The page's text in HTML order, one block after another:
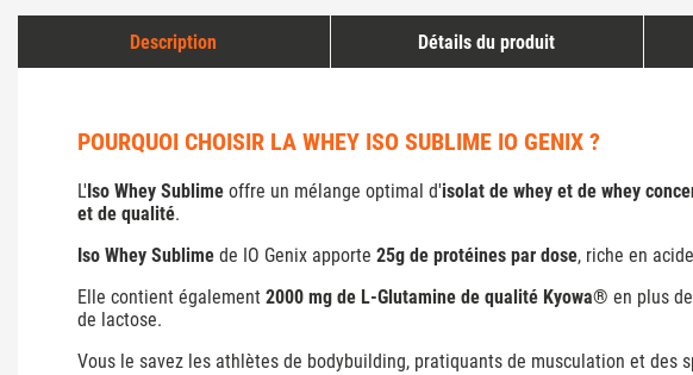
Description Détails du produit
POURQUOI CHOISIR LA WHEY ISO SUBLIME IO GENIX ?
L'Iso Whey Sublime offre un mélange optimal d'isolat de whey et de whey
et de qualité.
Iso Whey Sublime de IO Genix apporte 25g de protéines par dose, riche en
Elle contient également 2000 mg de L-Glutamine de qualité Kyowa® en plus
de lactose.
Vous le savez les athlètes de bodybuilding, pratiquants de musculation et des